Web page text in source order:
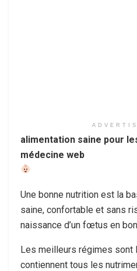
alimentation saine pour
médecine web
Une bonne nutrition est la
saine, confortable et sans
naissance d’un fœtus en
Les meilleurs régimes sont
contiennent tous les